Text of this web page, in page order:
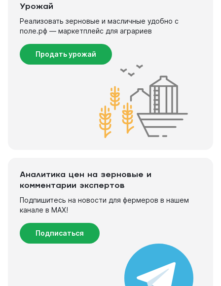
Урожай
Реализовать зерновые и масличные удобно с
поле.рф — маркетплейс для аграриев
Продать урожай
Аналитика цен на зерновые и
комментарии экспертов
Подпишитесь на новости для фермеров в нашем
канале в МАХ!
Подписаться